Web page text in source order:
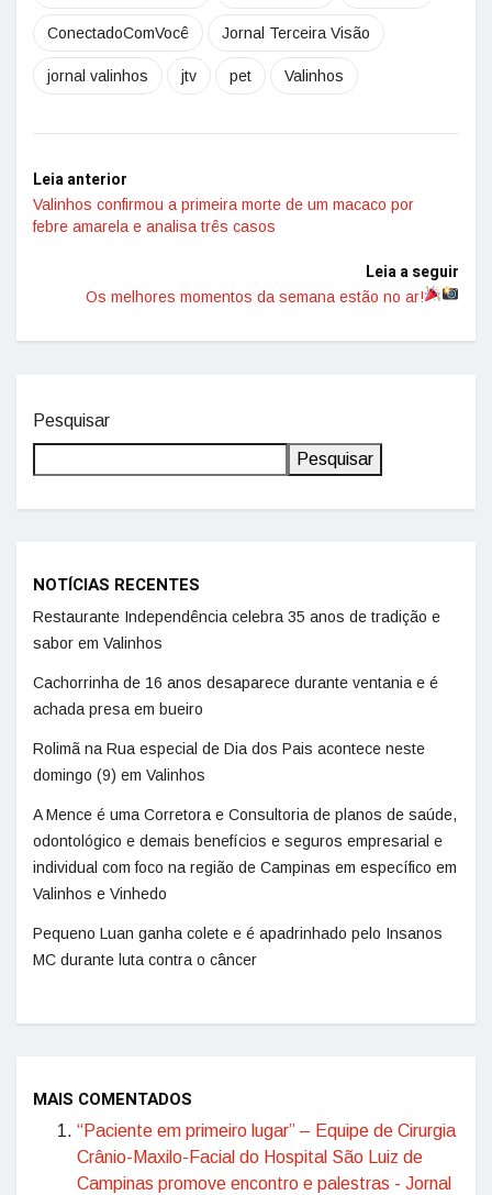
ConectadoComVocê Jornal Terceira Visão
jornal valinhos jtv pet Valinhos
Leia anterior
Valinhos confirmou a primeira morte de um macaco por
febre amarela e analisa três casos
Leia a seguir
Os melhores momentos da semana estão no ar!
Pesquisar
Pesquisar
NOTÍCIAS RECENTES
Restaurante Independência celebra 35 anos de tradição e
sabor em Valinhos
Cachorrinha de 16 anos desaparece durante ventania e é
achada presa em bueiro
Rolimã na Rua especial de Dia dos Pais acontece neste
domingo (9) em Valinhos
A Mence é uma Corretora e Consultoria de planos de saúde,
odontológico e demais benefícios e seguros empresarial e
individual com foco na região de Campinas em específico em
Valinhos e Vinhedo
Pequeno Luan ganha colete e é apadrinhado pelo Insanos
MC durante luta contra o câncer
MAIS COMENTADOS
“Paciente em primeiro lugar” – Equipe de Cirurgia
Crânio-Maxilo-Facial do Hospital São Luiz de
Campinas promove encontro e palestras - Jornal